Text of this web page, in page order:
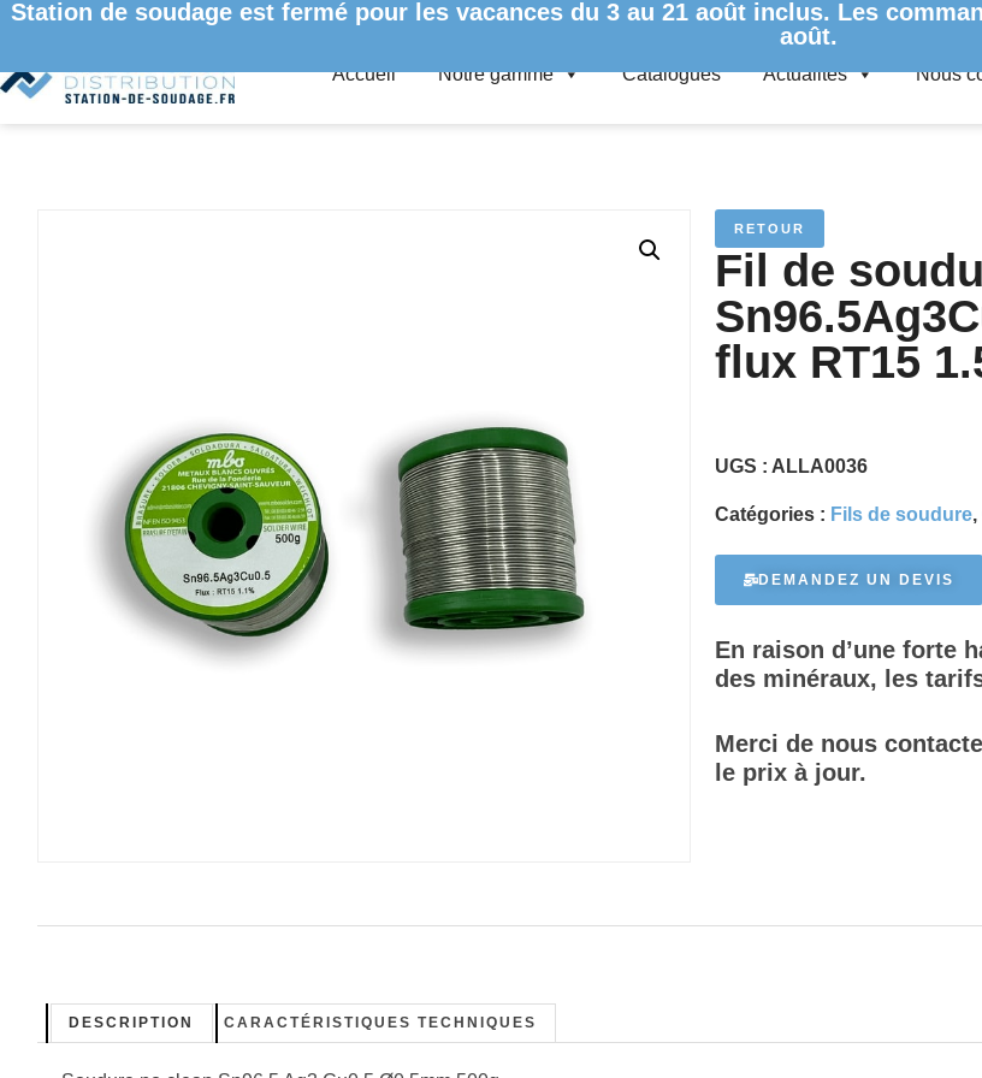
Station de soudage est fermé pour les vacances du 3 au 21 août inclus. Les
août.
Accueil Notre gamme Catalogues Actualités Nous
ACCUEIL/CONSOMMABLES / FIL DE SOUDURE SANS PLOMB – SN96.5AG3CU0.5 Ø0.5MM – 500G – FLUX RT15
RETOUR
Fil de
flux RT15
UGS : ALLA0036
Catégories : Fils de soudure,
DEMANDEZ UN DEVIS
En raison d’une forte
des minéraux, les
Merci de nous
le prix à jour.
DESCRIPTION CARACTÉRISTIQUES TECHNIQUES